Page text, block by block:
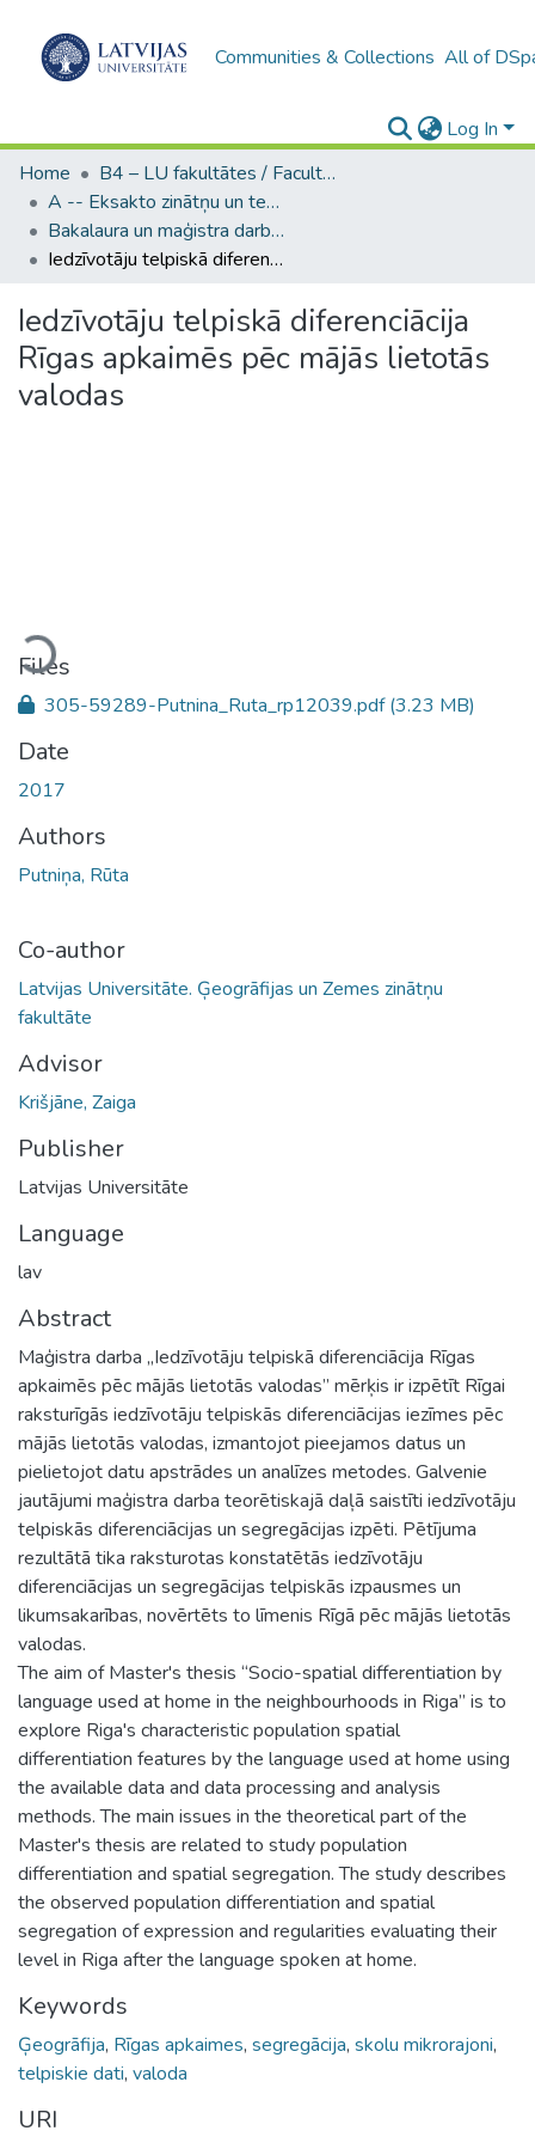
Communities & Collections All of
Log In
Home
B4 – LU fakultātes / Faculties of the UL
A -- Eksakto zinātņu un tehnoloģiju fakultāte / Faculty of Science and Technology
Bakalaura un maģistra darbi (EZTF) / Bachelor's and Master's theses
Iedzīvotāju telpiskā diferenciācija Rīgas apkaimēs pēc mājās lietotās valodas
Iedzīvotāju telpiskā diferenciācija
Rīgas apkaimēs pēc mājās lietotās
valodas
Loading...
Files
305-59289-Putnina_Ruta_rp12039.pdf(3.23 MB)
Date
2017
Authors
Putniņa, Rūta
Co-author
Latvijas Universitāte. Ģeogrāfijas un Zemes zinātņu
fakultāte
Advisor
Krišjāne, Zaiga
Publisher
Latvijas Universitāte
Language
lav
Abstract
Maģistra darba „Iedzīvotāju telpiskā diferenciācija Rīgas
apkaimēs pēc mājās lietotās valodas” mērķis ir izpētīt Rīgai
raksturīgās iedzīvotāju telpiskās diferenciācijas iezīmes pēc
mājās lietotās valodas, izmantojot pieejamos datus un
pielietojot datu apstrādes un analīzes metodes. Galvenie
jautājumi maģistra darba teorētiskajā daļā saistīti iedzīvotāju
telpiskās diferenciācijas un segregācijas izpēti. Pētījuma
rezultātā tika raksturotas konstatētās iedzīvotāju
diferenciācijas un segregācijas telpiskās izpausmes un
likumsakarības, novērtēts to līmenis Rīgā pēc mājās lietotās
valodas.
The aim of Master's thesis “Socio-spatial differentiation by
language used at home in the neighbourhoods in Riga” is to
explore Riga's characteristic population spatial
differentiation features by the language used at home using
the available data and data processing and analysis
methods. The main issues in the theoretical part of the
Master's thesis are related to study population
differentiation and spatial segregation. The study describes
the observed population differentiation and spatial
segregation of expression and regularities evaluating their
level in Riga after the language spoken at home.
Keywords
Ģeogrāfija, Rīgas apkaimes, segregācija, skolu mikrorajoni,
telpiskie dati, valoda
URI